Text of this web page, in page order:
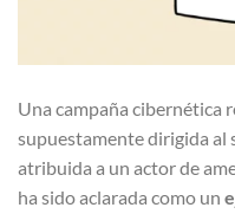
Una campaña cibernética
supuestamente dirigida al
atribuida a un actor de
ha sido aclarada como un